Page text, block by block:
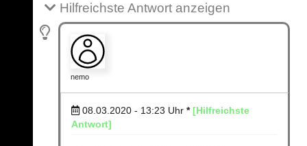
Hilfreichste Antwort anzeigen
nemo
08.03.2020 - 13:23 Uhr * [Hilfreichste
Antwort]